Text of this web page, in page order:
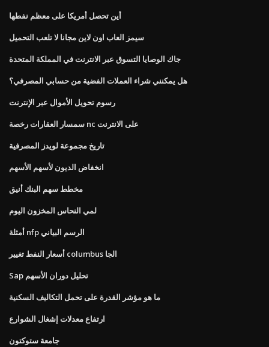
أين تحصل أمريكا على معظم نفطها
سيمز العاب اون لاين مجانا لا تلعب التحميل
جاك الوصايا التسوق عبر الانترنت في المملكة المتحدة
هل يمكنني شراء العملات الفضية من حسابي المصرفي؟
رسوم تحويل الأموال عبر الإنترنت
سمسار العقارات رخصة nc على الانترنت
تاريخ مجموعة لويدز المصرفية
انخفاض الديون لأسهم الأسهم
مخطط سهم البنك أنيق
لمي النحاس المخزون اليوم
أمثلة nfp الرسم البياني
أسعار النفط تغيير columbus الجا
Sap تحليل دوران الأسهم
ما هو مؤشر القدرة على تحمل التكاليف السكنية
ارتفاع معدلات إشغال الشوارع
جامعة ستوكتون